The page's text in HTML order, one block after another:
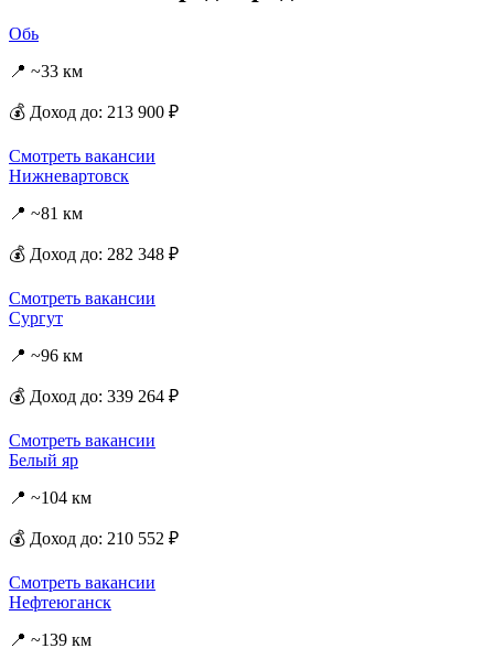
Обь
📍 ~33 км
💰 Доход до: 213 900 ₽
Смотреть вакансии
Нижневартовск
📍 ~81 км
💰 Доход до: 282 348 ₽
Смотреть вакансии
Сургут
📍 ~96 км
💰 Доход до: 339 264 ₽
Смотреть вакансии
Белый яр
📍 ~104 км
💰 Доход до: 210 552 ₽
Смотреть вакансии
Нефтеюганск
📍 ~139 км